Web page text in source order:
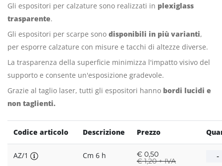
Gli espositori per calzature sono realizzati in plexiglass
trasparente.
Gli espositori per scarpe sono disponibili in più varianti,
per esporre calzature con misure e tacchi di altezze diverse.
La trasparenza della superficie minimizza l'impatto visivo del
supporto e consente un'esposizione gradevole.
Grazie al taglio laser, tutti gli espositori hanno bordi lucidi e
non taglienti.
Codice articolo Descrizione Prezzo
AZ/1 Cm 6 h € 0,50
€1,20 + IVA